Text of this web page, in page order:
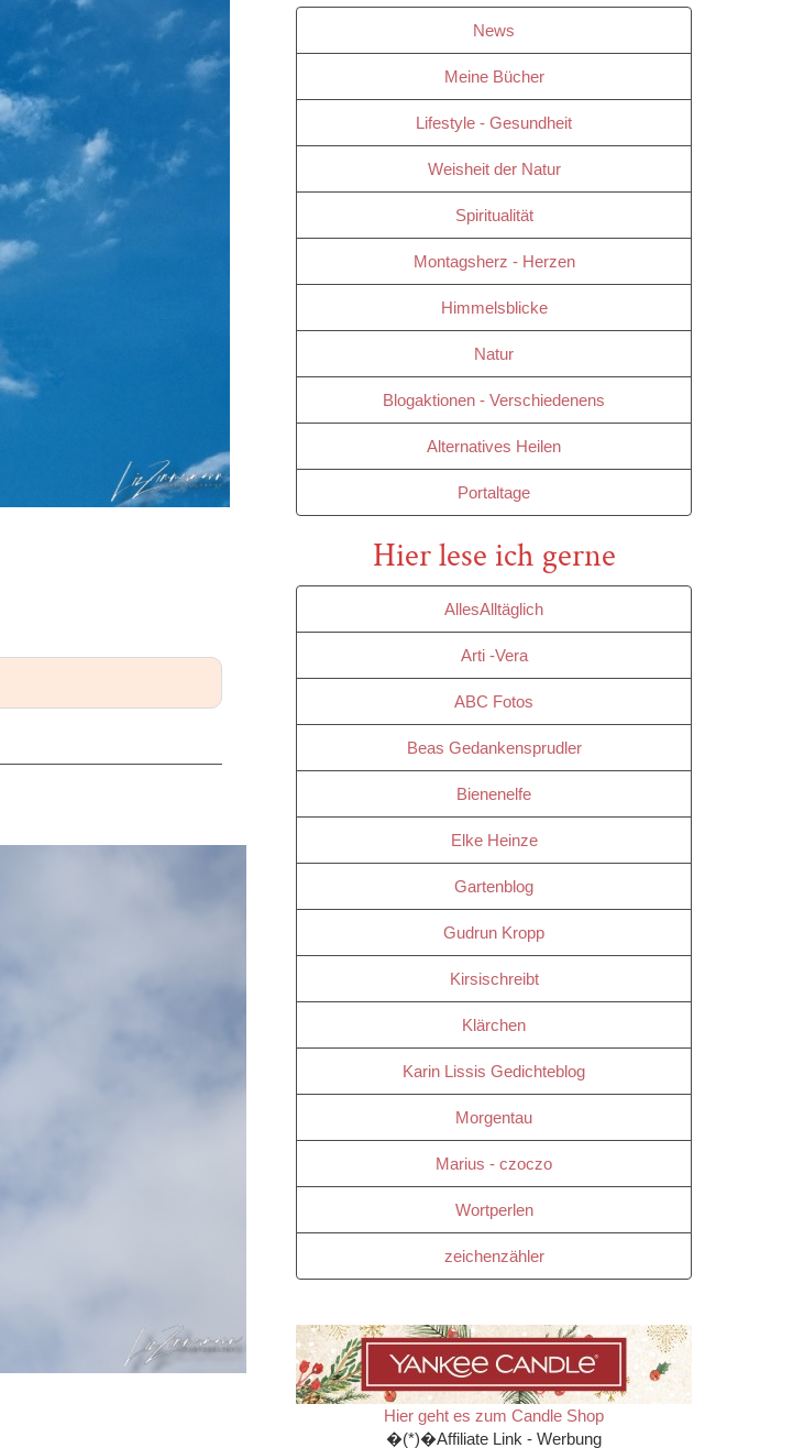
News
Meine Bücher
Lifestyle - Gesundheit
Weisheit der Natur
Spiritualität
Montagsherz - Herzen
Himmelsblicke
Natur
Blogaktionen - Verschiedenens
Alternatives Heilen
Portaltage
Hier lese ich gerne
AllesAlltäglich
Arti -Vera
ABC Fotos
Beas Gedankensprudler
Bienenelfe
Elke Heinze
Gartenblog
Gudrun Kropp
Kirsischreibt
Klärchen
Karin Lissis Gedichteblog
Morgentau
Marius - czoczo
Wortperlen
zeichenzähler
Hier geht es zum Candle Shop
�(*)�Affiliate Link - Werbung